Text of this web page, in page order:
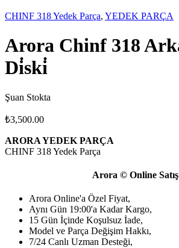
CHINF 318 Yedek Parça, YEDEK PARÇA
Arora Chinf 318
Di̇ski̇
Şuan Stokta
₺3,500.00
ARORA YEDEK PARÇA
CHINF 318 Yedek Parça
Arora © Online Satış
Arora Online'a Özel Fiyat,
Aynı Gün 19:00'a Kadar Kargo,
15 Gün İçinde Koşulsuz İade,
Model ve Parça Değişim Hakkı,
7/24 Canlı Uzman Desteği,